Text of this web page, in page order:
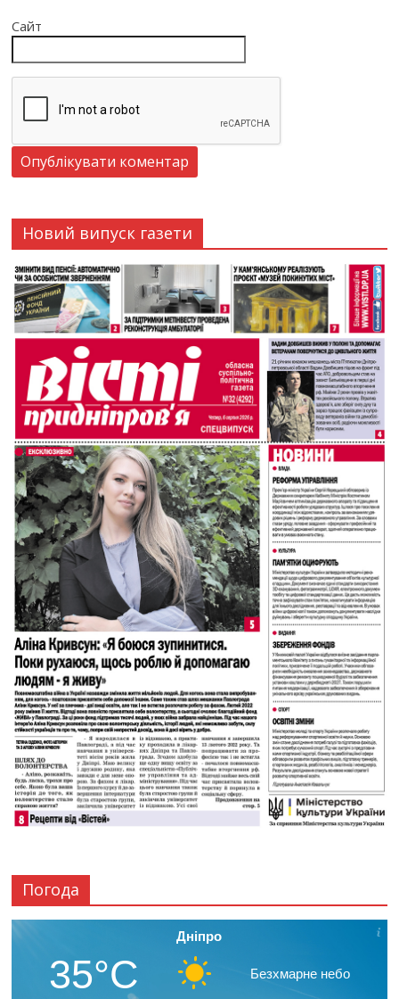
Сайт
Новий випуск газети
Погода
Дніпро
35°C Безхмарне небо